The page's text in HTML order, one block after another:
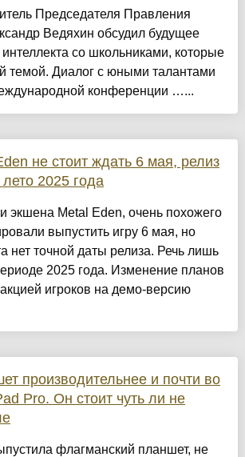
Председателя Правления
Ведяхин обсудил будущее
интеллекта со школьниками, которые
темой. Диалог с юными талантами
конференции …...
не стоит ждать 6 мая, релиз
2025 года
экшена Metal Eden, очень похожего
выпустить игру 6 мая, но
нет точной даты релиза. Речь лишь
2025 года. Изменение планов
игроков на демо-версию
производительнее и почти во
Pro. Он стоит чуть ли не
флагманский планшет, не